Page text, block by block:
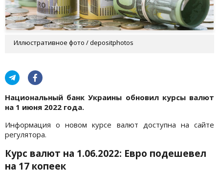
Иллюстративное фото / depositphotos
Национальный банк Украины обновил курсы валют
на 1 июня 2022 года.
Информация о новом курсе валют доступна на сайте
регулятора.
Курс валют на 1.06.2022: Евро подешевел
на 17 копеек